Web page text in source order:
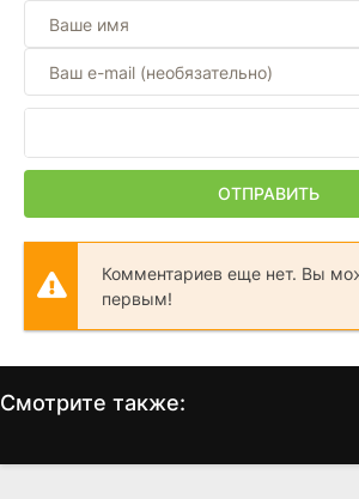
ОТПРАВИТЬ
Комментариев еще нет. Вы
первым!
Смотрите также:
Последние пантеры